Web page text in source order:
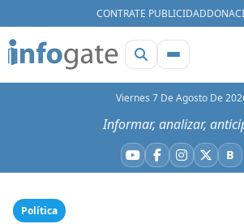
CONTRATE PUBLICIDAD
Viernes 7 De Agosto De
Informar, analizar,
YouTube
Facebook
Instagram
X B
Política